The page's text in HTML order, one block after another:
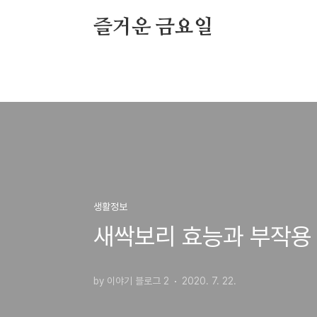
즐거운 금요일
생활정보
새싹보리 효능과 부작
by 이야기 블로그 2 2020. 7. 22.